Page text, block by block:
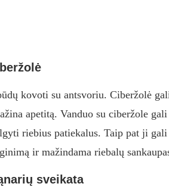
kovoti su antsvoriu. Ciberžolė
apetitą. Vanduo su ciberžole
riebius patiekalus. Taip pat ji
ir mažindama riebalų
sveikata